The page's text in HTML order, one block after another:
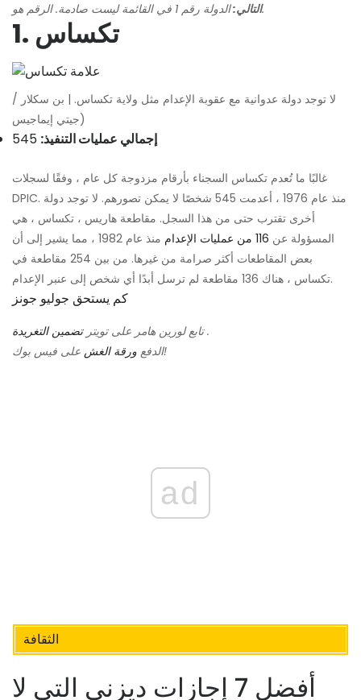
التالي:الدولة رقم 1 في القائمة ليست صادمة. الرقم هو.
1. تكساس
لا توجد دولة عدوانية مع عقوبة الإعدام مثل ولاية تكساس. | بن سكلار /
جيتي إيماجيس)
إجمالي عمليات التنفيذ:
غالبًا ما تُعدم تكساس السجناء بأرقام مزدوجة كل عام ، وفقًا لسجلات
DPIC. منذ عام 1976 ، أعدمت 545 شخصًا لا يمكن تصورهم. لا توجد دولة
أخرى تقترب حتى من هذا السجل. مقاطعة هاريس ، تكساس ، هي
المسؤولة عن 116 من عمليات الإعدام
منذ عام 1982 ، مما يشير إلى أن
بعض المقاطعات أكثر صرامة من غيرها. من بين 254 مقاطعة في
تكساس ، هناك 136 مقاطعة لم ترسل أبدًا أي شخص إلى عنبر الإعدام.
كم يستحق جوليو جونز
تابع لورين هامر على تويترتضمين التغريدة
.
الدفع ورقة الغش على فيس بوك!
ad
الثقافة
أفضل 7 إجازات ديزني التي لا